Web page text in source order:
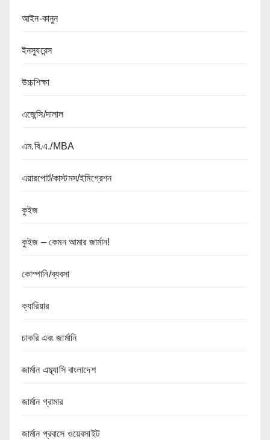
আইন-কানুন
ইনস্যুরেন্স
উচ্চশিক্ষা
এজেন্সি/দালাল
এম.বি.এ./MBA
এয়ারপোর্ট/কাস্টমস/ইমিগ্রেশন
কুইজ
কুইজ – কেমন আমার জার্মান!
কোম্পানি/ব্যবসা
ক্যারিয়ার
চাকরি এবং জার্মানি
জার্মান এম্ব্যাসি বাংলাদেশ
জার্মান গ্রামার
জার্মান প্রবাসে ওয়েবসাইট